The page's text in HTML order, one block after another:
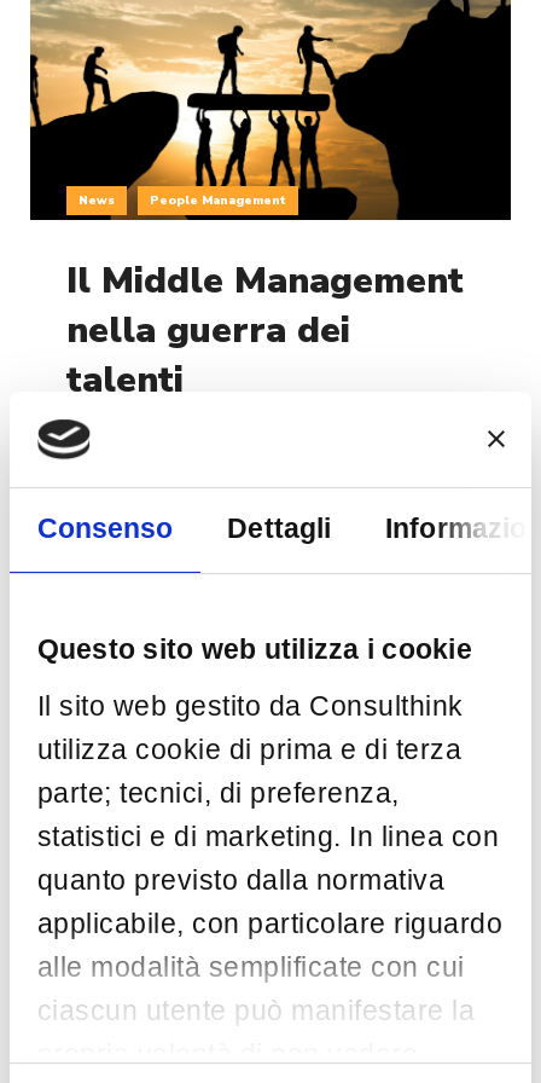
Consenso Dettagli
Questo sito web utilizza i cookie
Il sito web gestito da Consulthink
utilizza cookie di prima e di terza
parte; tecnici, di preferenza,
statistici e di marketing. In linea con
quanto previsto dalla normativa
applicabile, con particolare riguardo
alle modalità semplificate con cui
ciascun utente può manifestare la
propria volontà di non vedere
News People Management
Il Middle Management
nella guerra dei
talenti
Il Middle Management è un protagonista
nello sviluppo delle competenze e nella
Director Consulthink S.p.A.
byConsulthink Feb 5
Categorie
AI (5)
ASSINTEL(1)
Awareness
Big Data
Blockchain(1)